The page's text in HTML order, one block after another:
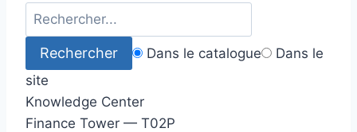
Dans le catalogue
Dans le
site
Knowledge Center
Finance Tower — T02P